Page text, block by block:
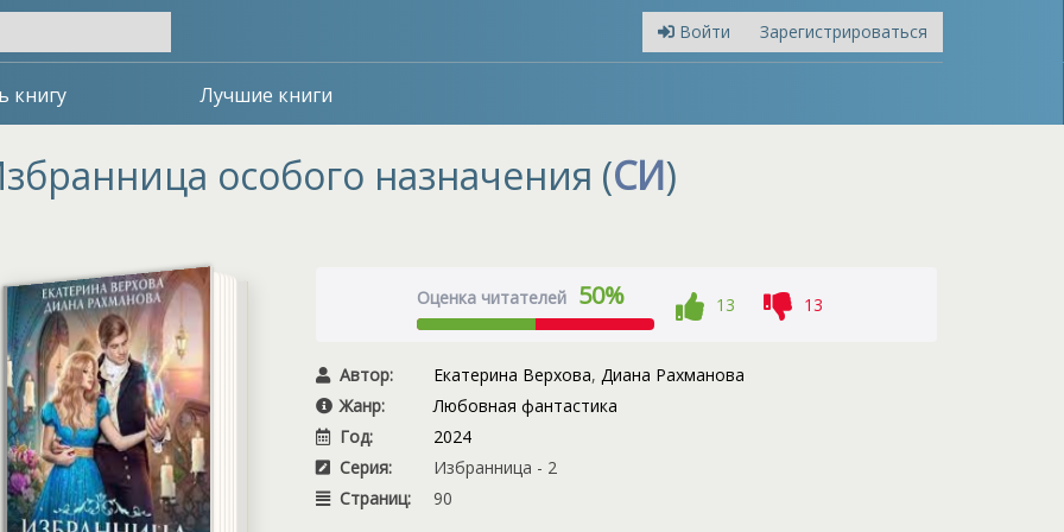
Войти Зарегистрироваться
книгу Лучшие книги
особого назначения (СИ)
Оценка читателей 50% 13 13
Автор: Екатерина Верхова, Диана Рахманова
Жанр:
Любовная фантастика
Год:
2024
Серия:
Избранница - 2
Страниц:
90